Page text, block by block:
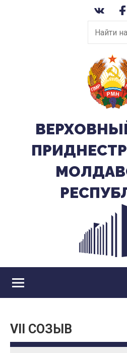
Найти
на
сайте:
VII СОЗЫВ